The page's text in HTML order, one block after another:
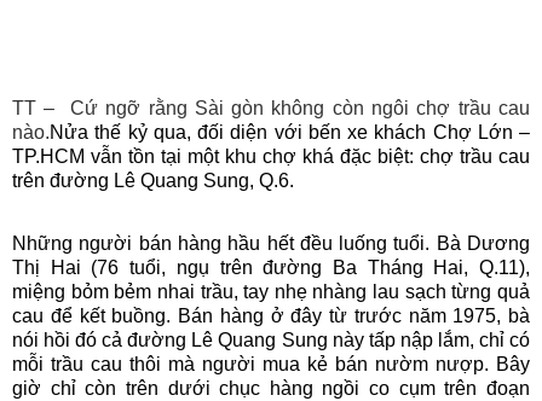
TT – Cứ ngỡ rằng Sài gòn không còn ngôi chợ trầu cau
nào.Nửa thế kỷ qua, đối diện với bến xe khách Chợ Lớn –
TP.HCM vẫn tồn tại một khu chợ khá đặc biệt: chợ trầu cau
trên đường Lê Quang Sung, Q.6.
Những người bán hàng hầu hết đều luống tuổi. Bà Dương
Thị Hai (76 tuổi, ngụ trên đường Ba Tháng Hai, Q.11),
miệng bỏm bẻm nhai trầu, tay nhẹ nhàng lau sạch từng quả
cau để kết buồng. Bán hàng ở đây từ trước năm 1975, bà
nói hồi đó cả đường Lê Quang Sung này tấp nập lắm, chỉ có
mỗi trầu cau thôi mà người mua kẻ bán nườm nượp. Bây
giờ chỉ còn trên dưới chục hàng ngồi co cụm trên đoạn